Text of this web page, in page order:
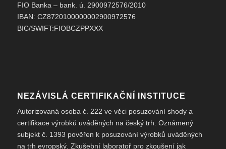
FIO Banka – bank. ú. 2900972576/2010
IBAN: CZ8720100000002900972576
BIC/SWIFT:FIOBCZPPXXX
NEZÁVISLÁ CERTIFIKAČNÍ INSTITUCE
Autorizovaná osoba č. 222 ve věci posuzování shody a
certifikace výrobků uváděných na český trh. Oznámený
subjekt č. 1393 pověřen k posuzování výrobků uváděných
na trh evropský. Zkušební laboratoř pro zkoušení jak